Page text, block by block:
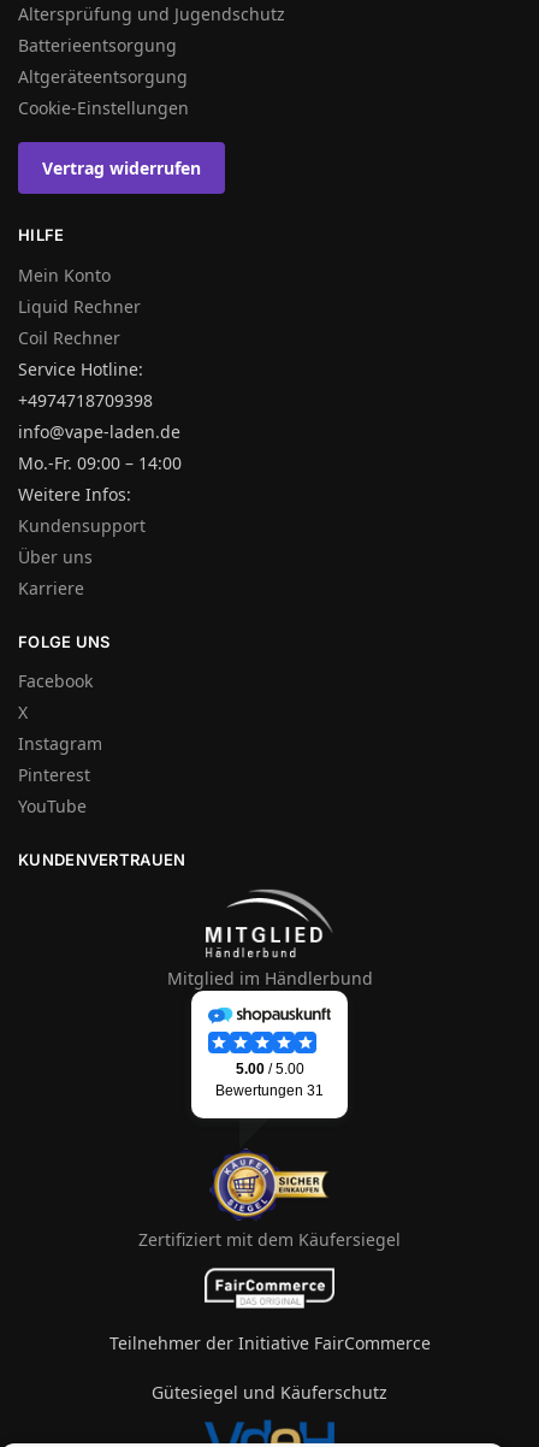
Altersprüfung und Jugendschutz
Batterieentsorgung
Altgeräteentsorgung
Cookie-Einstellungen
Vertrag widerrufen
HILFE
Mein Konto
Liquid Rechner
Coil Rechner
Service Hotline:
+4974718709398
info@vape-laden.de
Mo.-Fr. 09:00 – 14:00
Weitere Infos:
Kundensupport
Über uns
Karriere
FOLGE UNS
Facebook
X
Instagram
Pinterest
YouTube
KUNDENVERTRAUEN
Mitglied im Händlerbund
Zertifiziert mit dem Käufersiegel
Teilnehmer der Initiative FairCommerce
Gütesiegel und Käuferschutz